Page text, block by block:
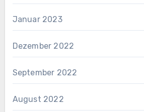
Januar 2023
Dezember 2022
September 2022
August 2022